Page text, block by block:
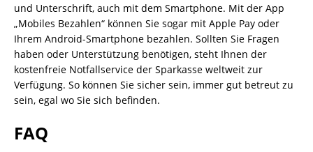
und Unterschrift, auch mit dem Smartphone. Mit der App
„Mobiles Bezahlen“ können Sie sogar mit Apple Pay oder
Ihrem Android-Smartphone bezahlen. Sollten Sie Fragen
haben oder Unterstützung benötigen, steht Ihnen der
kostenfreie Notfallservice der Sparkasse weltweit zur
Verfügung. So können Sie sicher sein, immer gut betreut zu
sein, egal wo Sie sich befinden.
FAQ